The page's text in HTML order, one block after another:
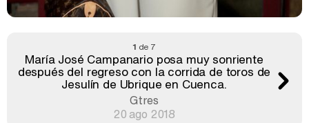
1 de 7
María José Campanario posa muy sonriente
después del regreso con la corrida de toros de
Jesulín de Ubrique en Cuenca.
Gtres
20 ago 2018